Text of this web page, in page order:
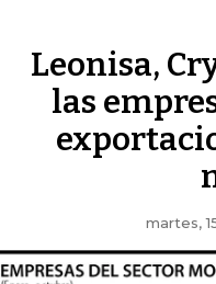
Leonisa,
las
martes,